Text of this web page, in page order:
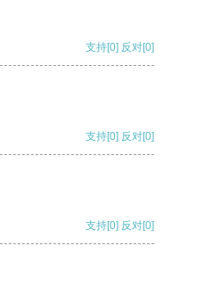
支持[0] 反对[0]
支持[0] 反对[0]
支持[0] 反对[0]